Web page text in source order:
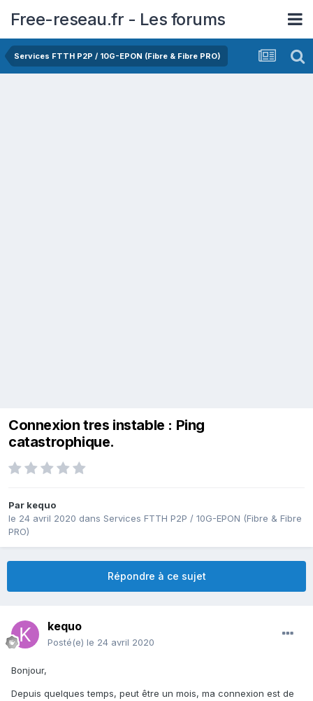
Free-reseau.fr - Les forums
Services FTTH P2P / 10G-EPON (Fibre & Fibre PRO)
Connexion tres instable : Ping
catastrophique.
Par kequo
le 24 avril 2020 dans Services FTTH P2P / 10G-EPON (Fibre & Fibre
PRO)
Répondre à ce sujet
kequo
Posté(e) le 24 avril 2020
Bonjour,
Depuis quelques temps, peut être un mois, ma connexion est de